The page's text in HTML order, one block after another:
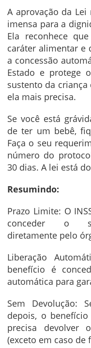
A aprovação da Lei
imensa para a
Ela reconhece
caráter alimentar e
a concessão
Estado e protege
sustento da
ela mais precisa.
Se você está
de ter um bebê,
Faça o seu
número do
30 dias. A lei está
Resumindo:
Prazo Limite: O
conceder o
diretamente pelo
Liberação
benefício é
automática para
Sem Devolução:
depois, o
precisa devolver
(exceto em caso de